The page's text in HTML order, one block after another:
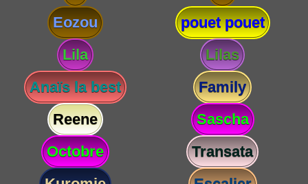
Eozou
pouet pouet
Lila
Lilas
Anaïs la best
Family
Reene
Sascha
Octobre
Transata